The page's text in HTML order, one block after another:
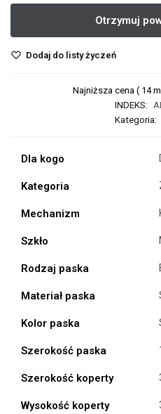
Dodaj do listy życzeń
Najniższa cena ( 14
INDEKS:
Kategoria:
Dla kogo
Kategoria
Mechanizm
Szkło
Rodzaj paska
Materiał paska
Kolor paska
Szerokość paska
Szerokość koperty
Wysokość koperty